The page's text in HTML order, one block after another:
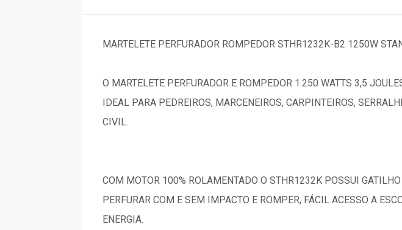
MARTELETE PERFURADOR ROMPEDOR STHR1232K-B2 1250W
O MARTELETE PERFURADOR E ROMPEDOR 1.250 WATTS 3,5
IDEAL PARA PEDREIROS, MARCENEIROS, CARPINTEIROS,
CIVIL.
COM MOTOR 100% ROLAMENTADO O STHR1232K POSSUI
PERFURAR COM E SEM IMPACTO E ROMPER, FÁCIL ACESSO A
ENERGIA.